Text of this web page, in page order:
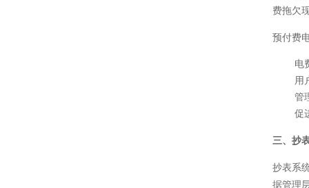
费拖欠
预付费
电
用
管
促
三、抄
抄表系
据管理